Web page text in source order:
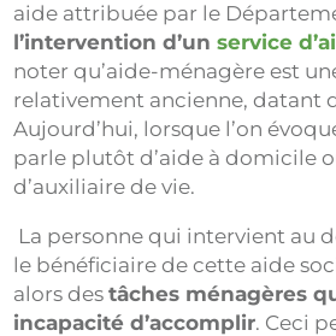
aide attribuée par le
l’intervention d’unservice
noter qu’aide-ménagère est
relativement ancienne, datant
Aujourd’hui, lorsque l’on
parle plutôt d’aide à domicile
d’auxiliaire de vie.
La personne qui intervient au
le bénéficiaire de cette aide
alors destâches ménagères
incapacité d’accomplir. Ceci